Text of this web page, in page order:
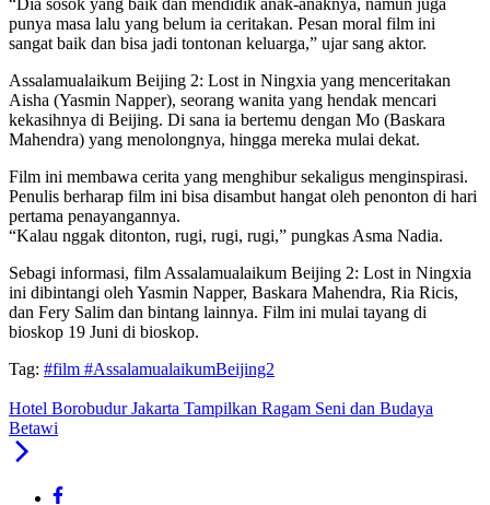
“Dia sosok yang baik dan mendidik anak-anaknya, namun juga
punya masa lalu yang belum ia ceritakan. Pesan moral film ini
sangat baik dan bisa jadi tontonan keluarga,” ujar sang aktor.
Assalamualaikum Beijing 2: Lost in Ningxia yang menceritakan
Aisha (Yasmin Napper), seorang wanita yang hendak mencari
kekasihnya di Beijing. Di sana ia bertemu dengan Mo (Baskara
Mahendra) yang menolongnya, hingga mereka mulai dekat.
Film ini membawa cerita yang menghibur sekaligus menginspirasi.
Penulis berharap film ini bisa disambut hangat oleh penonton di hari
pertama penayangannya.
“Kalau nggak ditonton, rugi, rugi, rugi,” pungkas Asma Nadia.
Sebagi informasi, film Assalamualaikum Beijing 2: Lost in Ningxia
ini dibintangi oleh Yasmin Napper, Baskara Mahendra, Ria Ricis,
dan Fery Salim dan bintang lainnya. Film ini mulai tayang di
bioskop 19 Juni di bioskop.
Tag: #film #AssalamualaikumBeijing2
Hotel Borobudur Jakarta Tampilkan Ragam Seni dan Budaya
Betawi